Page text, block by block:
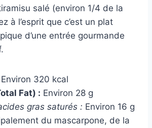
salé (environ 1/4 de la
à l’esprit que c’est un plat
d’une entrée gourmande
Environ 320 kcal
Fat) : Environ 28 g
gras saturés : Environ 16 g
du mascarpone, de la